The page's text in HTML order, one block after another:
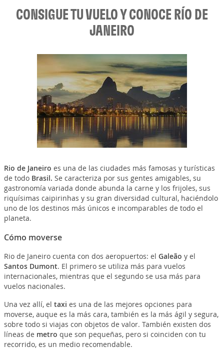
CONSIGUE TU VUELO Y CONOCE RÍO DE
JANEIRO
Rio de Janeiro es una de las ciudades más famosas y turísticas
de todoBrasil. Se caracteriza por sus gentes amigables, su
gastronomía variada donde abunda la carne y los frijoles, sus
riquísimas caipirinhas y su gran diversidad cultural, haciéndolo
uno de los destinos más únicos e incomparables de todo el
planeta.
Cómo moverse
Rio de Janeiro cuenta con dos aeropuertos: el Galeão y el
Santos Dumont. El primero se utiliza más para vuelos
internacionales, mientras que el segundo se usa más para
vuelos nacionales.
Una vez allí, el taxi es una de las mejores opciones para
moverse, auque es la más cara, también es la más ágil y segura,
sobre todo si viajas con objetos de valor. También existen dos
líneas de metro que son pequeñas, pero si coinciden con tu
recorrido, es un medio recomendable.